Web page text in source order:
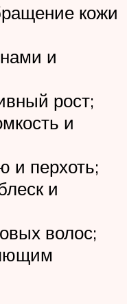
кожи
и
рост;
и
и перхоть;
и
волос;